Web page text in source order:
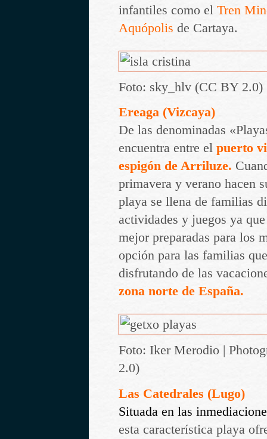
infantiles como el Tren
Aquópolis de Cartaya.
Foto: sky_hlv (CC BY 2.0)
Ereaga (Vizcaya)
De las denominadas
encuentra entre el puerto
espigón de Arriluze.
primavera y verano hacen
playa se llena de familias
actividades y juegos ya
mejor preparadas para los
opción para las familias
disfrutando de las
zona norte de España.
Foto: Iker Merodio |
2.0)
Las Catedrales (Lugo)
Situada en las
esta característica playa